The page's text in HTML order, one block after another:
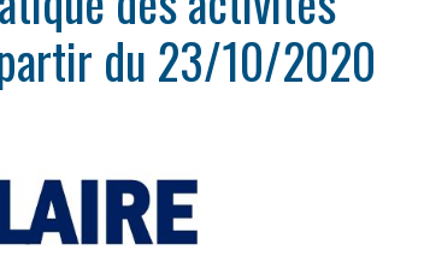
du 23/10/2020